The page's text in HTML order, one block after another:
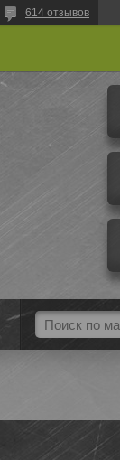
614 отзывов